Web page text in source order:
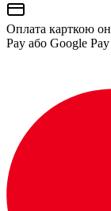
Оплата карткою
Pay або Google Pay